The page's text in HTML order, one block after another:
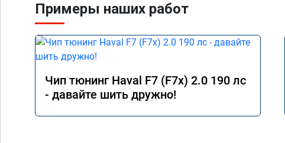
Примеры наших работ
Чип тюнинг Haval F7 (F7x) 2.0 190 лс
- давайте шить дружно!